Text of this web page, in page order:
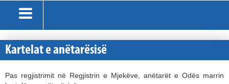
Kartelat e anëtarësisë
Pas regjistrimit në Regjistrin e Mjekëve, anëtarët e Odës marrin